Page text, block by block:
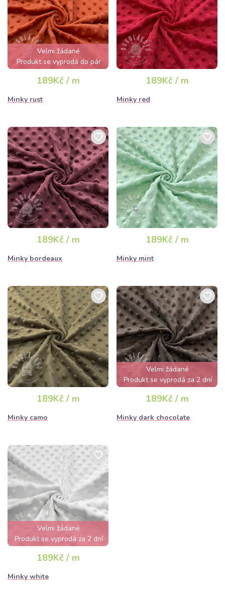
Velmi žádané
Produkt se vyprodá do pár
hodin
189Kč / m
Minky rust
189Kč / m
Minky red
189Kč / m
Minky bordeaux
189Kč / m
Minky mint
189Kč / m
Minky camo
Velmi žádané
Produkt se vyprodá za 2 dní
189Kč / m
Minky dark chocolate
Velmi žádané
Produkt se vyprodá za 2 dní
189Kč / m
Minky white